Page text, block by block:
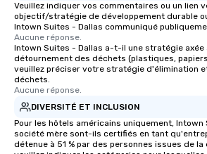
Veuillez indiquer vos commentaires ou un lien
objectif/stratégie de développement durable
Intown Suites - Dallas communiqué
Aucune réponse.
Intown Suites - Dallas a-t-il une stratégie
détournement des déchets (plastiques,
veuillez préciser votre stratégie d'élimination
déchets.
Aucune réponse.
DIVERSITÉ ET INCLUSION
Pour les hôtels américains uniquement,
société mère sont-ils certifiés en tant
détenue à 51 % par des personnes issues de la